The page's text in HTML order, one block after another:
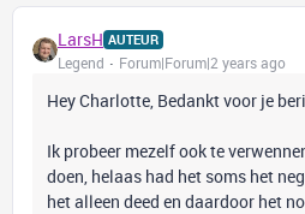
LarsH AUTEUR
Legend Forum|Forum|2 years ago
Hey Charlotte, Bedankt voor je
Ik probeer mezelf ook te
doen, helaas had het soms het
het alleen deed en daardoor het